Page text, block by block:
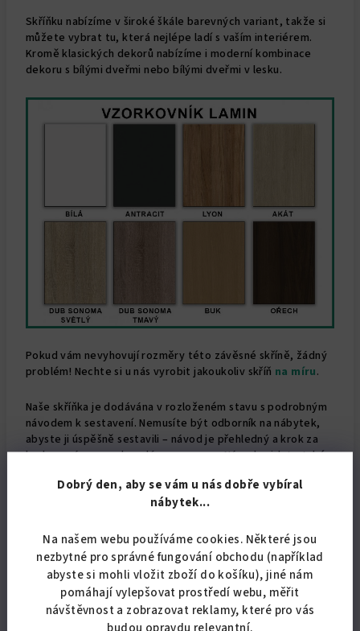
Dobrý den, aby se vám u nás dobře vybíral
nábytek...
Na našem webu používáme cookies. Některé jsou
nezbytné pro správné fungování obchodu (například
abyste si mohli vložit zboží do košíku), jiné nám
pomáhají vylepšovat prostředí webu, měřit
návštěvnost a zobrazovat reklamy, které pro vás
Skříňku nabízíme v široké škále barevných variant, takže si
můžete vybrat tu, která nejlépe ladí s vaším interiérem.
Kromě klasických dekorů nabízíme i moderní kombinace
dekoru s bílými dveřmi nebo bílými dveřmi v lesku.
Pokud vám nevyhovují rozměry této závěsné skříně, žádný
problém! Nechte si u nás vyrobit jakoukoliv skříň na míru.
Naše skříňka je dodávána v rozloženém stavu s podrobným
návodem k sestavení. Nemusíte být odborník na nábytek,
abyste ji úspěšně sestavili – návod je přehledný a krok za
krokem vás provede celým procesem.Návod najdete také
Jako česká firma hrdě stojíme za kvalitou našich výrobků,